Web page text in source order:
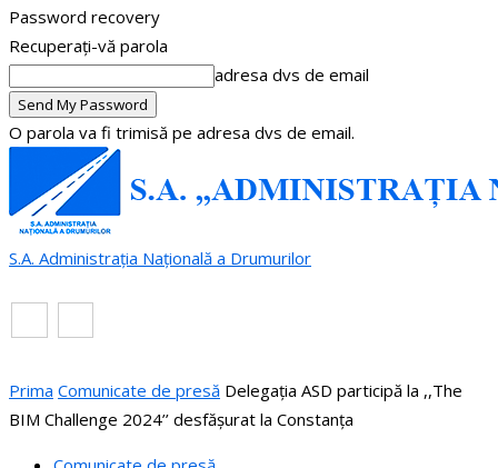
Password recovery
Recuperați-vă parola
adresa dvs de email
O parola va fi trimisă pe adresa dvs de email.
S.A. Administrația Națională a Drumurilor
Prima Comunicate de presă Delegația ASD participă la ,,The
BIM Challenge 2024’’ desfășurat la Constanța